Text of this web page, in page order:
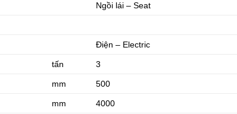
Ngồi lái – Seat
Điện – Electric
tấn 3
mm 500
mm 4000